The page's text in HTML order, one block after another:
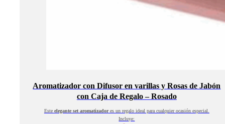
Aromatizador con Difusor en varillas y Rosas de Jabón
con Caja de Regalo – Rosado
Este elegante set aromatizadores un regalo ideal para cualquier ocasión especial.
Incluye: